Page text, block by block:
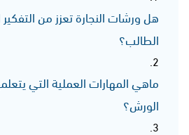
هل ورشات النجارة تعزز من
الطالب؟
ماهي المهارات العملية التي
الورش؟